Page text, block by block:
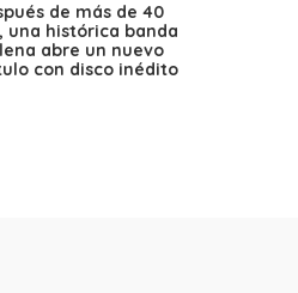
de más de 40
una histórica banda
abre un nuevo
con disco inédito